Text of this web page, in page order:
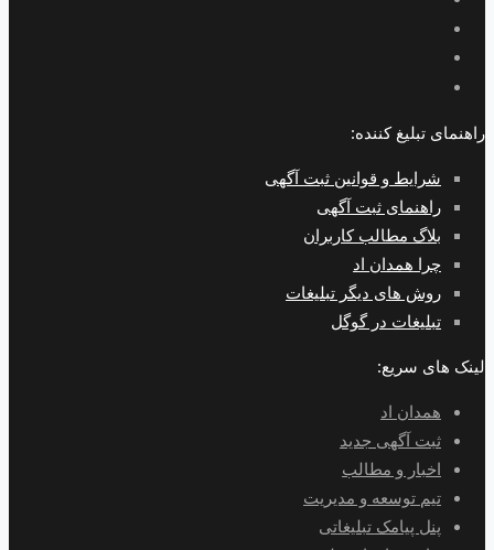
راهنمای تبلیغ کننده:
شرایط و قوانین ثبت آگهی
راهنمای ثبت آگهی
بلاگ مطالب کاربران
چرا همدان اد
روش های دیگر تبلیغات
تبلیغات در گوگل
لینک های سریع:
همدان اد
ثبت آگهی جدید
اخبار و مطالب
تیم توسعه و مدیریت
پنل پیامک تبلیغاتی